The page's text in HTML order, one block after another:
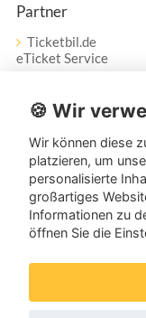
Partner
Ticketbil.de
eTicket Service
Vertrag widerrufen
Service
Unser Tanzpartner-
Anregungen gerne
🍪 Wir
Wir können diese
platzieren, um
personalisierte
großartiges
Informationen zu
öffnen Sie die